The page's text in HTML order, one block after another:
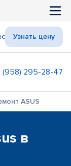
Узнать цену
(958) 295-28-47
ASUS
в